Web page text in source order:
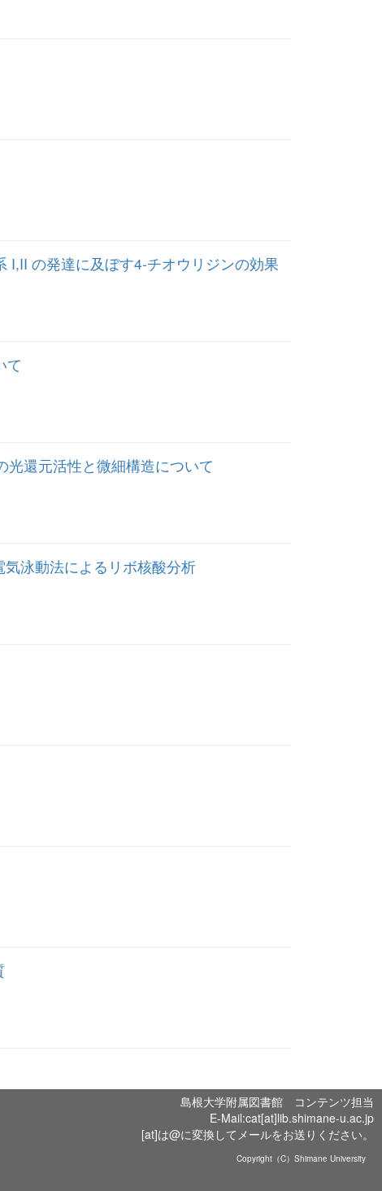
I,II の発達に及ぼす4-チオウリジンの効果
て
還元活性と微細構造について
泳動法によるリボ核酸分析
島根大学附属図書館 コンテンツ担当
E-Mail:cat[at]lib.shimane-u.ac.jp
[at]は@に変換してメールをお送りください。
Copyright（C）Shimane University